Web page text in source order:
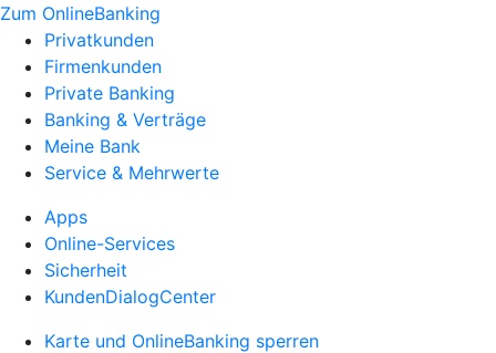
Zum OnlineBanking
Privatkunden
Firmenkunden
Private Banking
Banking & Verträge
Meine Bank
Service & Mehrwerte
Apps
Online-Services
Sicherheit
KundenDialogCenter
Karte und OnlineBanking sperren